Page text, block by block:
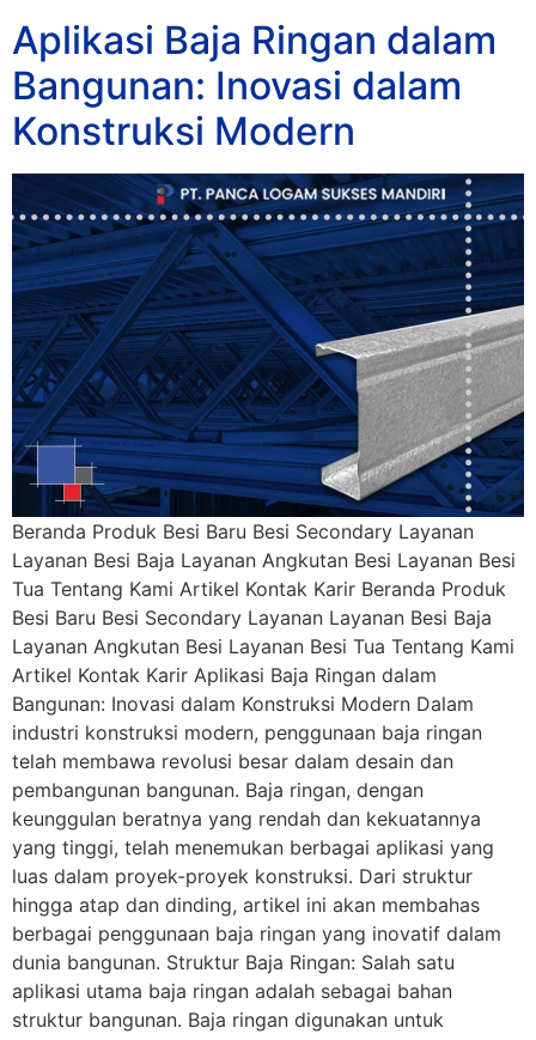
Aplikasi Baja Ringan dalam
Bangunan: Inovasi dalam
Konstruksi Modern
Beranda Produk Besi Baru Besi Secondary Layanan
Layanan Besi Baja Layanan Angkutan Besi Layanan Besi
Tua Tentang Kami Artikel Kontak Karir Beranda Produk
Besi Baru Besi Secondary Layanan Layanan Besi Baja
Layanan Angkutan Besi Layanan Besi Tua Tentang Kami
Artikel Kontak Karir Aplikasi Baja Ringan dalam
Bangunan: Inovasi dalam Konstruksi Modern Dalam
industri konstruksi modern, penggunaan baja ringan
telah membawa revolusi besar dalam desain dan
pembangunan bangunan. Baja ringan, dengan
keunggulan beratnya yang rendah dan kekuatannya
yang tinggi, telah menemukan berbagai aplikasi yang
luas dalam proyek-proyek konstruksi. Dari struktur
hingga atap dan dinding, artikel ini akan membahas
berbagai penggunaan baja ringan yang inovatif dalam
dunia bangunan. Struktur Baja Ringan: Salah satu
aplikasi utama baja ringan adalah sebagai bahan
struktur bangunan. Baja ringan digunakan untuk